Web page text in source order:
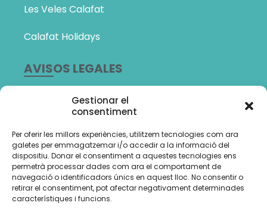
Gestionar el
consentiment
Per oferir les millors experiències, utilitzem tecnologies com ara
galetes per emmagatzemar i/o accedir a la informació del
dispositiu. Donar el consentiment a aquestes tecnologies ens
permetrà processar dades com ara el comportament de
navegació o identificadors únics en aquest lloc. No consentir o
retirar el consentiment, pot afectar negativament determinades
característiques i funcions.
Les Veles Calafat
Calafat Holidays
AVISOS LEGALES
Política de cookies (UE)
Amb el suport de: